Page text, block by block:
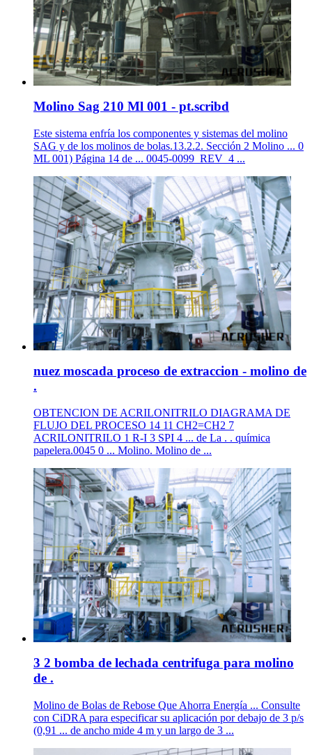
Molino Sag 210 Ml 001 - pt.scribd
Este sistema enfría los componentes y sistemas del molino
SAG y de los molinos de bolas.13.2.2. Sección 2 Molino ... 0
ML 001) Página 14 de ... 0045-0099_REV_4 ...
nuez moscada proceso de extraccion - molino de
.
OBTENCION DE ACRILONITRILO DIAGRAMA DE
FLUJO DEL PROCESO 14 11 CH2=CH2 7
ACRILONITRILO 1 R-I 3 SPI 4 ... de La . . química
papelera.0045 0 ... Molino. Molino de ...
3 2 bomba de lechada centrifuga para molino
de .
Molino de Bolas de Rebose Que Ahorra Energía ... Consulte
con CiDRA para especificar su aplicación por debajo de 3 p/s
(0,91 ... de ancho mide 4 m y un largo de 3 ...